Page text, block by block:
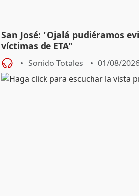
San José: "Ojalá pudiéramos
víctimas de ETA"
Sonido Totales 01/08/2026